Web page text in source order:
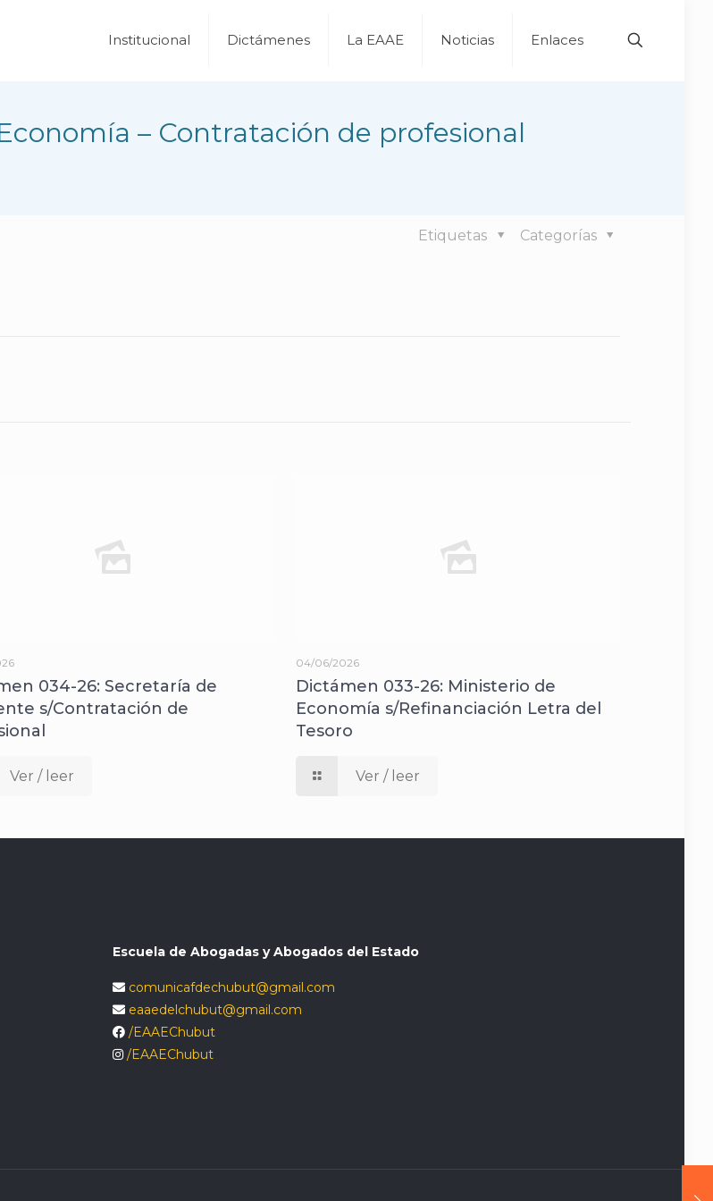
Institucional Dictámenes La EAAE Noticias Enlaces
– Contratación de profesional
Categorías
Etiquetas
034-26: Secretaría de
s/Contratación de
Ver / leer
04/06/2026
Dictámen 033-26: Ministerio de
Economía s/Refinanciación Letra del
Tesoro
Ver / leer
Escuela de Abogadas y Abogados del Estado
comunicafdechubut@gmail.com
eaaedelchubut@gmail.com
/EAAEChubut
/EAAEChubut